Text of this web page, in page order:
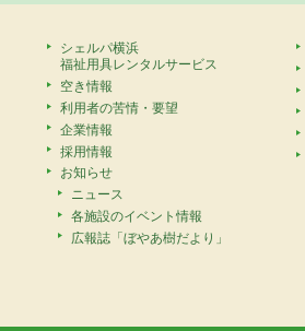
シェルパ横浜
福祉用具レンタルサービス
空き情報
利用者の苦情・要望
企業情報
採用情報
お知らせ
ニュース
各施設のイベント情報
広報誌「ぼやあ樹だより」